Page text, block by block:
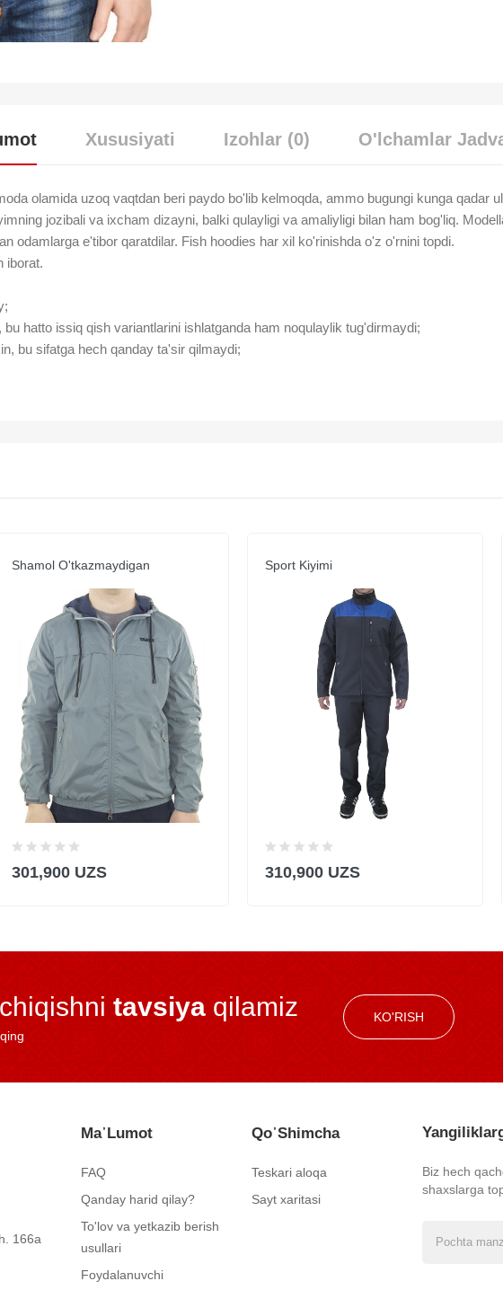
Xususiyati Izohlar (0) O'lchamlar
olamida uzoq vaqtdan beri paydo bo'lib kelmoqda, ammo bugungi kunga qadar
jozibali va ixcham dizayni, balki qulayligi va amaliyligi bilan ham bog'liq.
odamlarga e'tibor qaratdilar. Fish hoodies har xil ko'rinishda o'z o'rnini topdi.
iborat.
hatto issiq qish variantlarini ishlatganda ham noqulaylik tug'dirmaydi;
bu sifatga hech qanday ta'sir qilmaydi;
Shamol O'tkazmaydigan
301,900 UZS
Sport Kiyimi
310,900 UZS
tavsiya qilamiz KO'RISH
166a
Ma᾿lumot
FAQ
Qanday harid qilay?
To'lov va yetkazib berish
usullari
Foydalanuvchi
Qo᾿shimcha
Teskari aloqa
Sayt xaritasi
Biz hech
shaxslarga